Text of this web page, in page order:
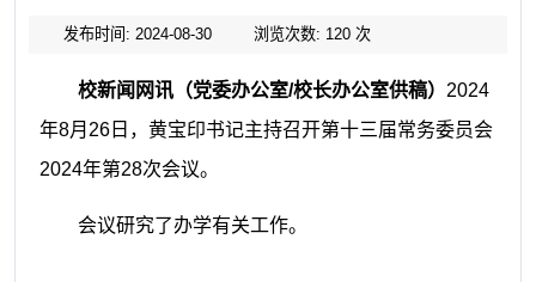
发布时间: 2024-08-30 浏览次数: 120次
校新闻网讯（党委办公室/校长办公室供稿） 2024
年8月26日，黄宝印书记主持召开第十三届常务委员会
2024年第28次会议。
会议研究了办学有关工作。